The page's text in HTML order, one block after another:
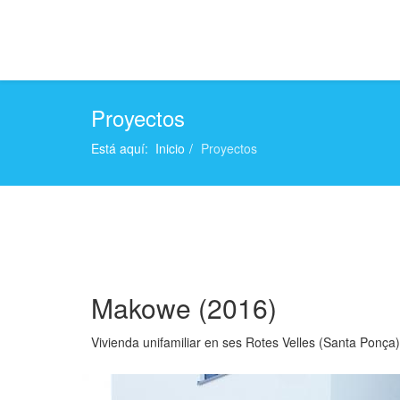
Proyectos
Está aquí: Inicio Proyectos
Makowe (2016)
Vivienda unifamiliar en ses Rotes Velles (Santa